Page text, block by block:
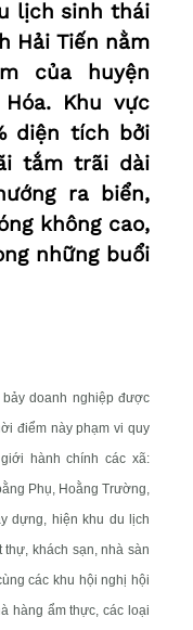
lịch sinh thái
Hải Tiến nằm
của huyện
Khu vực
diện tích bởi
tắm trãi dài
ra biển,
không cao,
những buổi
doanh nghiệp được
điểm này phạm vi quy
hành chính các xã:
Phụ, Hoằng Trường,
dựng, hiện khu du lịch
khách sạn, nhà sàn
các khu hội nghị hội
hàng ẩm thực, các loại